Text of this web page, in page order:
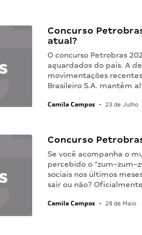
Concurso
atual?
O concurso Petrobras
aguardados do país. A
movimentações
Brasileiro S.A. mantêm
Camila Campos • 23 de Julho
Concurso
Se você acompanha o
percebido o “zum-zum-
sociais nos últimos
sair ou não?
Camila Campos • 28 de Maio